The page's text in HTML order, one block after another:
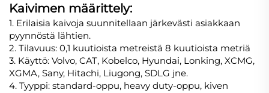
Kaivimen määrittely:
1. Erilaisia kaivoja suunnitellaan järkevästi asiakkaan
pyynnöstä lähtien.
2. Tilavuus: 0,1 kuutioista metreistä 8 kuutioista metriä
3. Käyttö: Volvo, CAT, Kobelco, Hyundai, Lonking, XCMG,
XGMA, Sany, Hitachi, Liugong, SDLG jne.
4. Tyyppi: standard-oppu, heavy duty-oppu, kiven